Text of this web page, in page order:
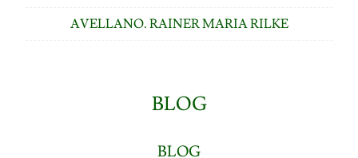
AVELLANO. RAINER MARIA RILKE
BLOG
BLOG